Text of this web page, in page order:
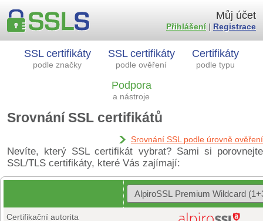
SSL certifikáty
podle značky
SSL certifikáty
podle ověření
Certifikáty
podle typu
Podpora
a nástroje
Můj účet
Přihlášení| Registrace
Srovnání SSL certifikátů
Srovnání SSL podle úrovně ověření
Nevíte, který SSL certifikát vybrat? Sami si porovnejte
SSL/TLS certifikáty, které Vás zajímají:
Certifikační autorita